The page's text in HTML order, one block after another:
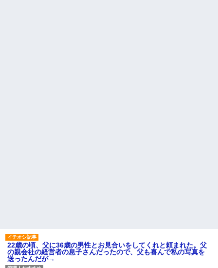
は出てけ！二度と来るな！」結
果・・・
私「初めて飲む味だけどなん
のお茶？」彼「ちっ！」私「」
22歳の頃、父に36歳の男性とお見合いをしてくれと頼まれた。父
の親会社の経営者の息子さんだったので、父も喜んで私の写真を
送ったんだが→